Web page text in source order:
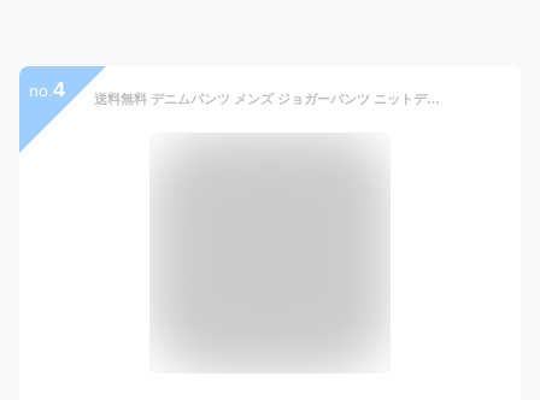
no. 4 送料無料 デニムパンツ メンズ ジョガーパンツ ニットデニム ジーンズ ビンテージ加工 スーパーストレッチ入り 美脚 細身 スリム ブラック グレー インディゴ ブルー ジーンズ メンズファッション メンズ 通販 新作 MOSTSHOP ゆうパケ